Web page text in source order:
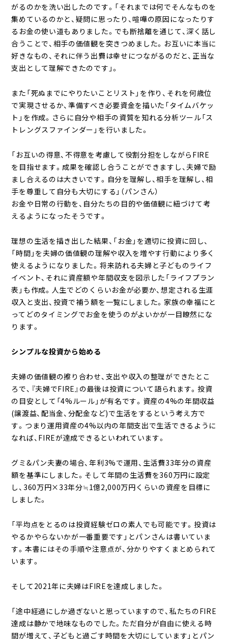
がるのかを洗い出したのです。「それまでは何でそんなものを
集めているのかと、疑問に思ったり、喧嘩の原因になったりす
るお金の使い道もありました。でも断捨離を通じて、深く話し
合うことで、相手の価値観を突きつめました。お互いに本当に
好きなもの、それに伴う出費は幸せにつながるのだと、正当な
支出として理解できたのです」。
また「死ぬまでにやりたいことリスト」を作り、それを何歳位
で実現させるか、準備すべき必要資金を描いた「タイムバケッ
ト」を作成。さらに自分や相手の資質を知れる分析ツール「ス
トレングスファインダー」を行いました。
「お互いの得意、不得意を考慮して役割分担をしながらFIRE
を目指せます。成果を確認し合うことができますし、夫婦で励
まし合えるのは大きいです。自分を理解し、相手を理解し、相
手を尊重して自分も大切にする」（パンさん）
お金や日常の行動を、自分たちの目的や価値観に紐づけて考
えるようになったそうです。
理想の生活を描き出した結果、「お金」を適切に投資に回し、
「時間」を夫婦の価値観の理解や収入を増やす行動により多く
使えるようになりました。将来訪れる夫婦と子どものライフ
イベント、それに資産額や年間収支を図示した「ライフプラン
表」も作成。人生でどのくらいお金が必要か、想定される生涯
収入と支出、投資で補う額を一覧にしました。家族の幸福にと
ってどのタイミングでお金を使うのがよいかが一目瞭然にな
ります。
シンプルな投資から始める
夫婦の価値観の擦り合わせ、支出や収入の整理ができたとこ
ろで、『夫婦でFIRE』の最後は投資について語られます。投資
の目安として「4%ルール」が有名です。資産の4%の年間収益
(譲渡益、配当金、分配金など)で生活をするという考え方で
す。つまり運用資産の4%以内の年間支出で生活できるように
なれば、FIREが達成できるといわれています。
グミ&パン夫妻の場合、年利3%で運用、生活費33年分の資産
額を基準にしました。そして年間の生活費を360万円に設定
し、360万円×33年分≒1億2,000万円くらいの資産を目標に
しました。
「平均点をとるのは投資経験ゼロの素人でも可能です。投資は
やるかやらないかが一番重要です」とパンさんは書いていま
す。本書にはその手順や注意点が、分かりやすくまとめられて
います。
そして2021年に夫婦はFIREを達成しました。
「途中経過にしか過ぎないと思っていますので、私たちのFIRE
達成は静かで地味なものでした。ただ自分が自由に使える時
間が増えて、子どもと過ごす時間を大切にしています」とパン